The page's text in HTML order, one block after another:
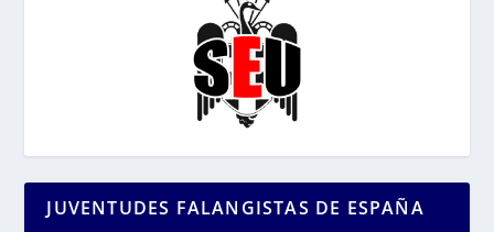
JUVENTUDES FALANGISTAS DE ESPAÑA